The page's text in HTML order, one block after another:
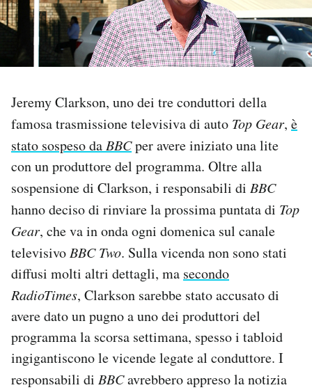
NEWSLETTER
I MIEI PREFERITI
SHOP
CALENDARIO
AREA PERSONALE
Area Personale
Newsletter
Hai bisogno di aiuto?
Esci
Jeremy Clarkson, uno dei tre conduttori della
famosa trasmissione televisiva di auto Top Gear, è
stato sospeso da BBCper avere iniziato una lite
con un produttore del programma. Oltre alla
sospensione di Clarkson, i responsabili di BBC
hanno deciso di rinviare la prossima puntata di Top
Gear, che va in onda ogni domenica sul canale
televisivo BBC Two. Sulla vicenda non sono stati
diffusi molti altri dettagli, ma secondo
RadioTimes, Clarkson sarebbe stato accusato di
avere dato un pugno a uno dei produttori del
programma la scorsa settimana, spesso i tabloid
ingigantiscono le vicende legate al conduttore. I
responsabili di BBCavrebbero appreso la notizia